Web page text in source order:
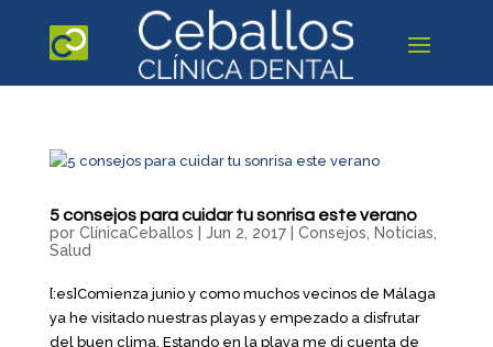
5 consejos para cuidar tu sonrisa este verano
por ClínicaCeballos Jun 2, 2017| Consejos Noticias
Salud
[:es]Comienza junio y como muchos vecinos de Málaga
ya he visitado nuestras playas y empezado a disfrutar
del buen clima. Estando en la playa me di cuenta de